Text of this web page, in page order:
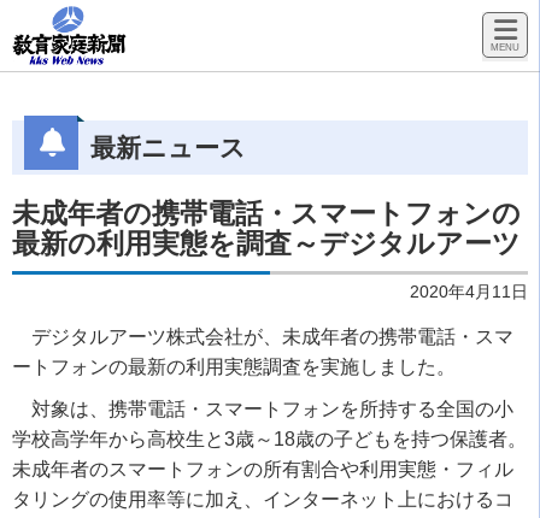
最新ニュース
未成年者の携帯電話・スマートフォンの
最新の利用実態を調査～デジタルアーツ
2020年4月11日
デジタルアーツ株式会社が、未成年者の携帯電話・スマ
ートフォンの最新の利用実態調査を実施しました。
対象は、携帯電話・スマートフォンを所持する全国の小
学校高学年から高校生と3歳～18歳の子どもを持つ保護者。
未成年者のスマートフォンの所有割合や利用実態・フィル
タリングの使用率等に加え、インターネット上におけるコ